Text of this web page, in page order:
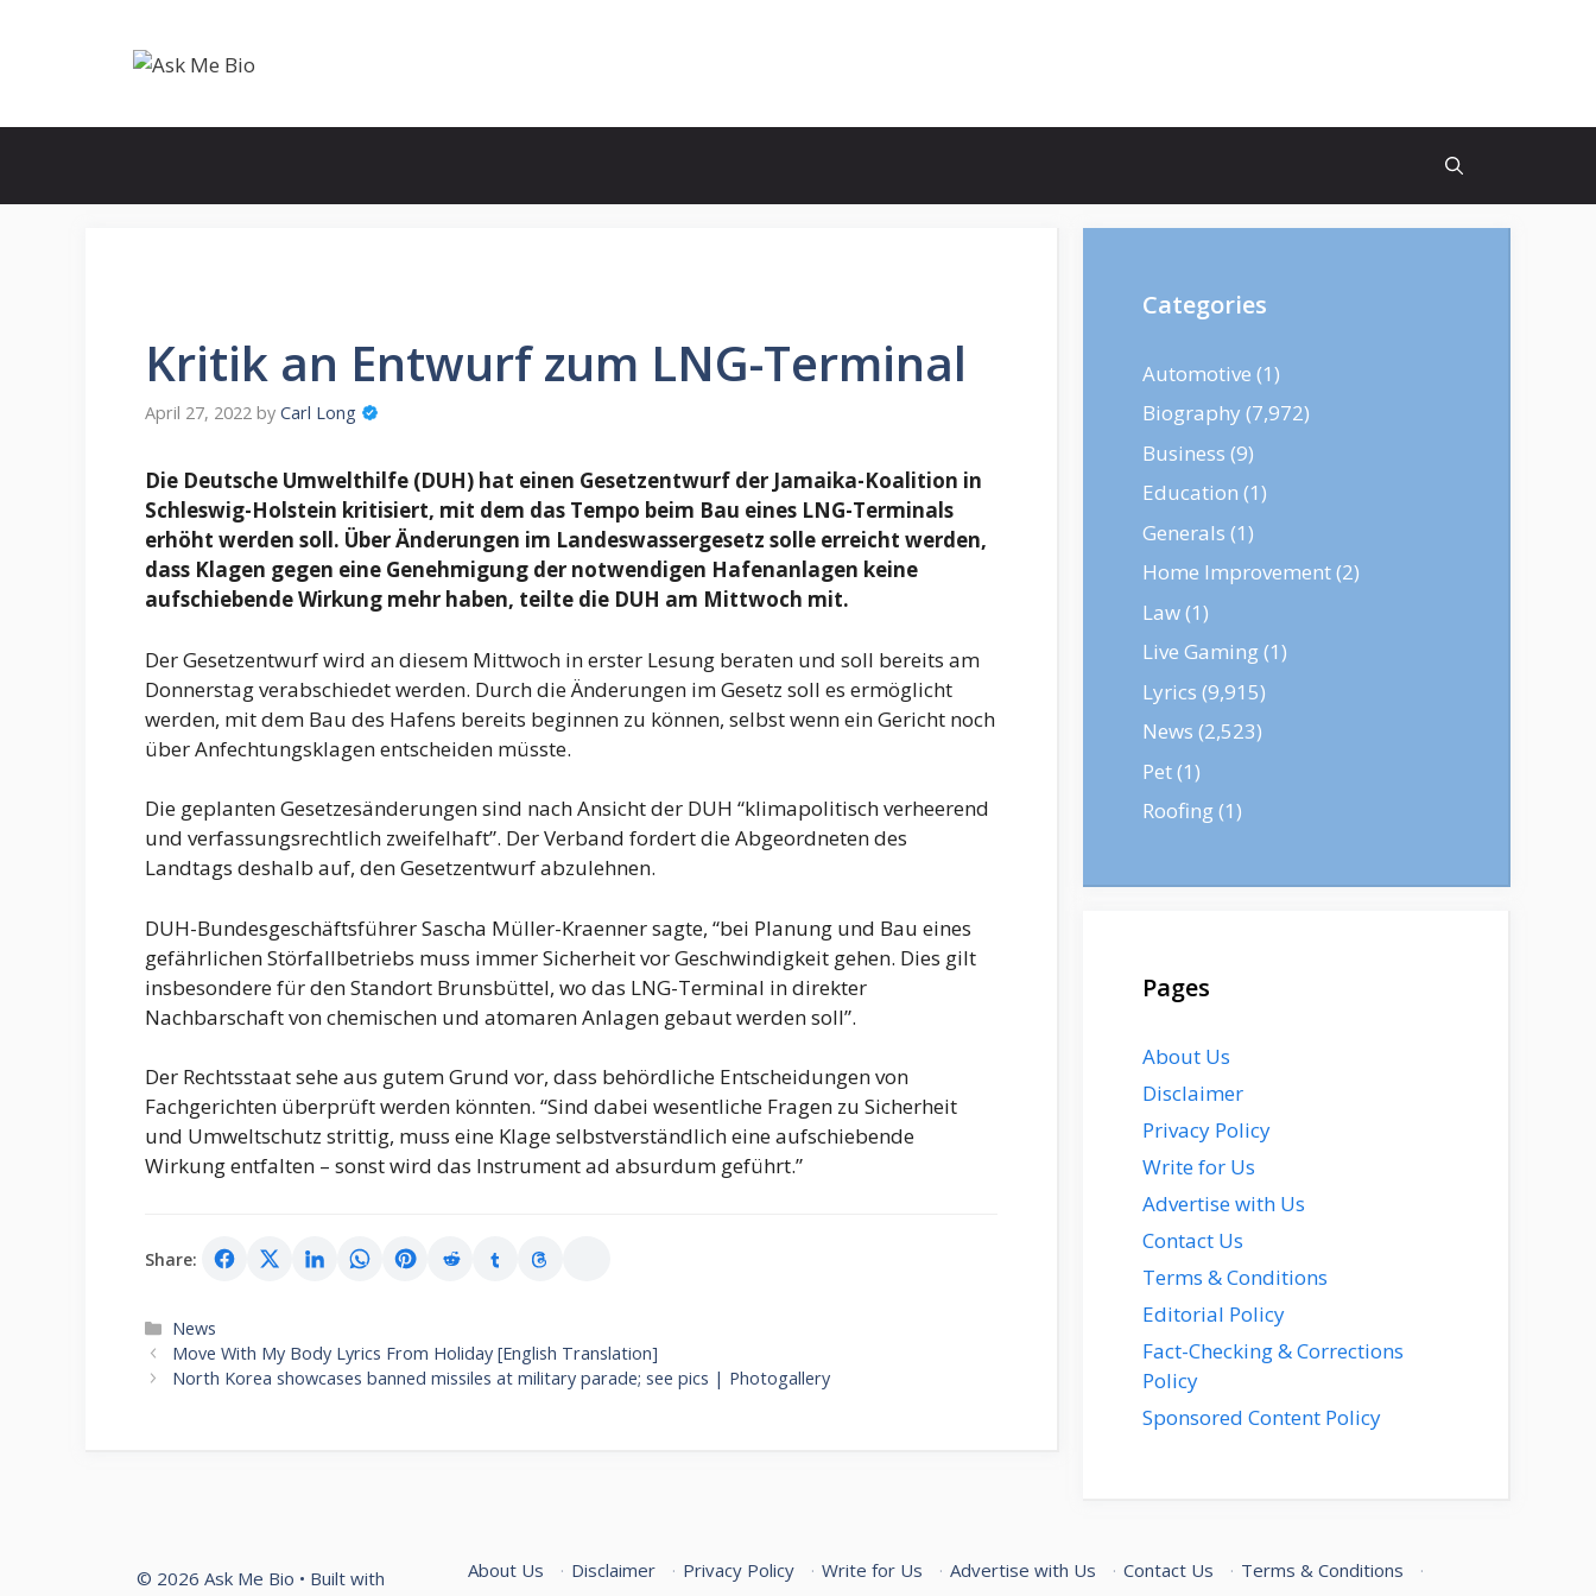
Kritik an Entwurf zum LNG-Terminal
April 27, 2022 by Carl Long
Die Deutsche Umwelthilfe (DUH) hat einen Gesetzentwurf der Jamaika-Koalition in
Schleswig-Holstein kritisiert, mit dem das Tempo beim Bau eines LNG-Terminals
erhöht werden soll. Über Änderungen im Landeswassergesetz solle erreicht werden,
dass Klagen gegen eine Genehmigung der notwendigen Hafenanlagen keine
aufschiebende Wirkung mehr haben, teilte die DUH am Mittwoch mit.
Der Gesetzentwurf wird an diesem Mittwoch in erster Lesung beraten und soll bereits am
Donnerstag verabschiedet werden. Durch die Änderungen im Gesetz soll es ermöglicht
werden, mit dem Bau des Hafens bereits beginnen zu können, selbst wenn ein Gericht noch
über Anfechtungsklagen entscheiden müsste.
Die geplanten Gesetzesänderungen sind nach Ansicht der DUH “klimapolitisch verheerend
und verfassungsrechtlich zweifelhaft”. Der Verband fordert die Abgeordneten des
Landtags deshalb auf, den Gesetzentwurf abzulehnen.
DUH-Bundesgeschäftsführer Sascha Müller-Kraenner sagte, “bei Planung und Bau eines
gefährlichen Störfallbetriebs muss immer Sicherheit vor Geschwindigkeit gehen. Dies gilt
insbesondere für den Standort Brunsbüttel, wo das LNG-Terminal in direkter
Nachbarschaft von chemischen und atomaren Anlagen gebaut werden soll”.
Der Rechtsstaat sehe aus gutem Grund vor, dass behördliche Entscheidungen von
Fachgerichten überprüft werden könnten. “Sind dabei wesentliche Fragen zu Sicherheit
und Umweltschutz strittig, muss eine Klage selbstverständlich eine aufschiebende
Wirkung entfalten – sonst wird das Instrument ad absurdum geführt.”
Share:
Categories
News
Move With My Body Lyrics From Holiday [English Translation]
North Korea showcases banned missiles at military parade; see pics | Photogallery
Categories
Automotive (1)
Biography (7,972)
Business (9)
Education (1)
Generals (1)
Home Improvement(2)
Law(1)
Live Gaming(1)
Lyrics (9,915)
News (2,523)
Pet(1)
Roofing(1)
Pages
About Us
Disclaimer
Privacy Policy
Write for Us
Advertise with Us
Contact Us
Terms & Conditions
Editorial Policy
Fact-Checking & Corrections
Policy
Sponsored Content Policy
About Us · Disclaimer · Privacy Policy · Write for Us · Advertise with Us · Contact Us · Terms & Conditions ·
© 2026 Ask Me Bio • Built with